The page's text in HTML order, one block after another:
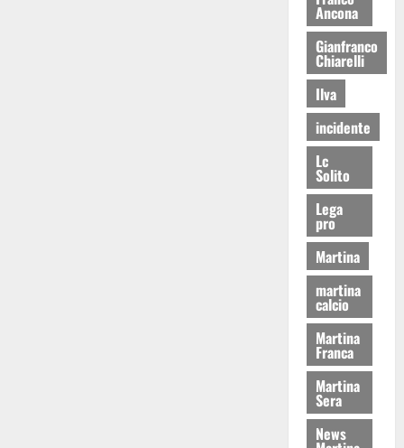
Ancona
Gianfranco
Chiarelli
Ilva
incidente
Lc
Solito
Lega
pro
Martina
martina
calcio
Martina
Franca
Martina
Sera
News